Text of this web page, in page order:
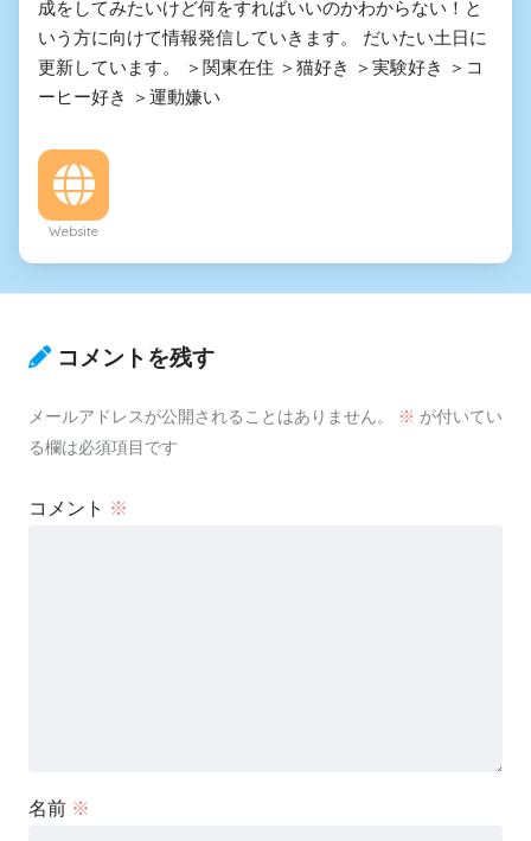
成をしてみたいけど何をすればいいのかわからない！と
いう方に向けて情報発信していきます。 だいたい土日に
更新しています。 ＞関東在住 ＞猫好き ＞実験好き ＞コ
ーヒー好き ＞運動嫌い
Website
コメントを残す
メールアドレスが公開されることはありません。 ※ が付いてい
る欄は必須項目です
コメント ※
名前 ※